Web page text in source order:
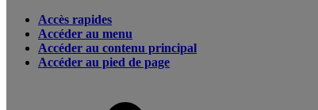
Accès rapides
Accéder au menu
Accéder au contenu principal
Accéder au pied de page